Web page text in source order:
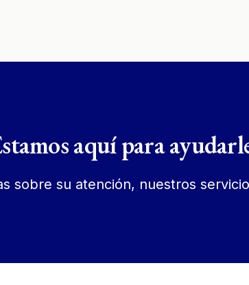
aquí para
sobre su atención, nuestros